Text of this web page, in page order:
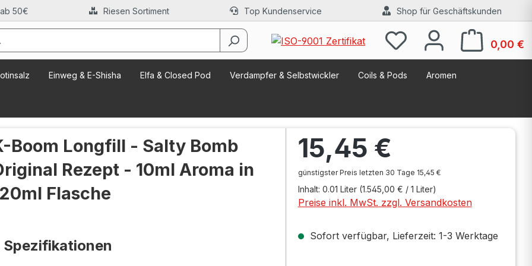
50€ Riesen Sortiment Top Kundenservice Shop für Geschäftskunden
0,00 €
Einweg & E-Shisha Elfa & Closed Pod Verdampfer & Selbstwickler Coils & Pods Aromen
Boom Longfill - Salty Bomb
Rezept - 10ml Aroma in
Flasche
Spezifikationen
15,45 €
günstigster Preis letzten 30 Tage 15,45 €
Inhalt: 0.01 Liter (1.545,00 € / 1 Liter)
Preise inkl. MwSt. zzgl. Versandkosten
Sofort verfügbar, Lieferzeit: 1-3 Werktage